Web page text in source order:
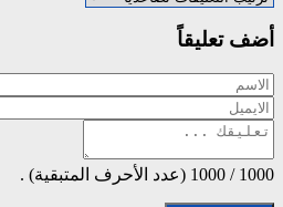
أضف تعليقاً
1000
/
1000 (عدد الأحرف المتبقية) .